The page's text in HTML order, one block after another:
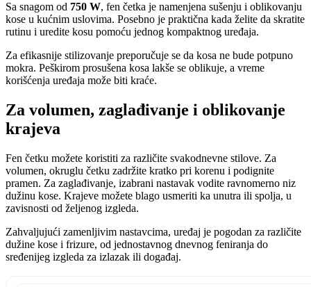
Sa snagom od 750 W, fen četka je namenjena sušenju i oblikovanju
kose u kućnim uslovima. Posebno je praktična kada želite da skratite
rutinu i uredite kosu pomoću jednog kompaktnog uređaja.
Za efikasnije stilizovanje preporučuje se da kosa ne bude potpuno
mokra. Peškirom prosušena kosa lakše se oblikuje, a vreme
korišćenja uređaja može biti kraće.
Za volumen, zaglađivanje i oblikovanje
krajeva
Fen četku možete koristiti za različite svakodnevne stilove. Za
volumen, okruglu četku zadržite kratko pri korenu i podignite
pramen. Za zaglađivanje, izabrani nastavak vodite ravnomerno niz
dužinu kose. Krajeve možete blago usmeriti ka unutra ili spolja, u
zavisnosti od željenog izgleda.
Zahvaljujući zamenljivim nastavcima, uređaj je pogodan za različite
dužine kose i frizure, od jednostavnog dnevnog feniranja do
sređenijeg izgleda za izlazak ili događaj.